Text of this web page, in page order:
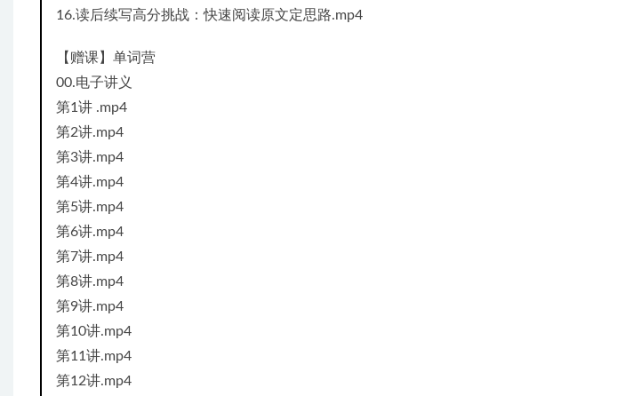
16.读后续写高分挑战：快速阅读原文定思路.mp4
【赠课】单词营
00.电子讲义
第1讲 .mp4
第2讲.mp4
第3讲.mp4
第4讲.mp4
第5讲.mp4
第6讲.mp4
第7讲.mp4
第8讲.mp4
第9讲.mp4
第10讲.mp4
第11讲.mp4
第12讲.mp4